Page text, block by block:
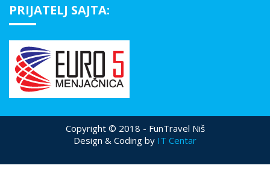
PRIJATELJ SAJTA:
Copyright © 2018 - FunTravel Niš
Design & Coding by IT Centar